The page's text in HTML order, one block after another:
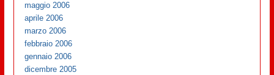
maggio 2006
aprile 2006
marzo 2006
febbraio 2006
gennaio 2006
dicembre 2005